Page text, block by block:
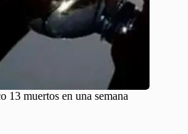
13 muertos en una semana